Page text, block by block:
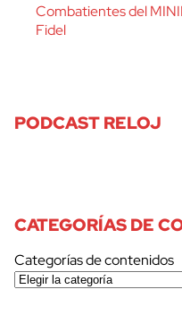
Combatientes del
Fidel
PODCAST RELOJ
CATEGORÍAS DE
Categorías de contenidos